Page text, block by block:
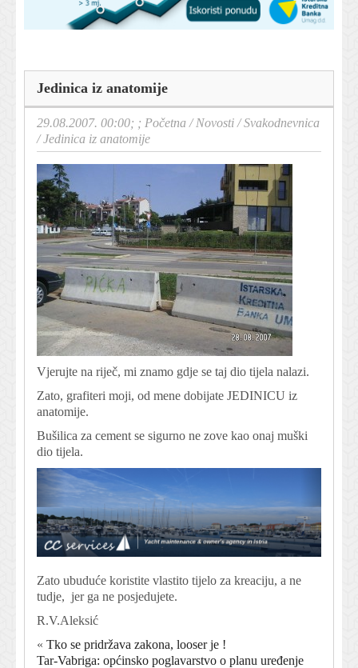
Jedinica iz anatomije
29.08.2007. 00:00; ; Početna /Novosti /Svakodnevnica
/Jedinica iz anatomije
Vjerujte na riječ, mi znamo gdje se taj dio tijela nalazi.
Zato, grafiteri moji, od mene dobijate JEDINICU iz
anatomije.
Bušilica za cement se sigurno ne zove kao onaj muški
dio tijela.
Zato ubuduće koristite vlastito tijelo za kreaciju, a ne
tudje, jer ga ne posjedujete.
R.V.Aleksić
« Tko se pridržava zakona, looser je !
Tar-Vabriga: općinsko poglavarstvo o planu uređenje